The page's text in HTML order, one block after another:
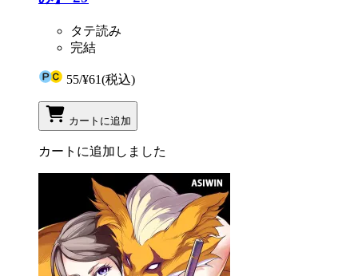
タテ読み
完結
55/¥61(税込)
カートに追加
カートに追加しました